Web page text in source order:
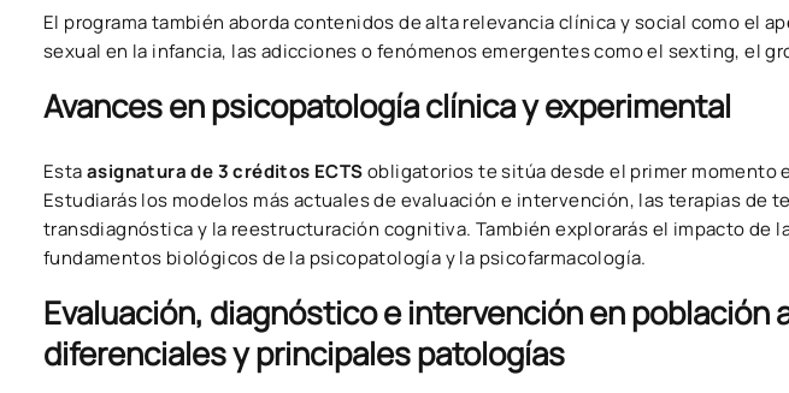
El programa también aborda contenidos de alta relevancia clínica y social como el
sexual en la infancia, las adicciones o fenómenos emergentes como el sexting, el
Avances en psicopatología clínica y experimental
Estaasignatura de 3 créditos ECTSobligatorios te sitúa desde el primer momento
Estudiarás los modelos más actuales de evaluación e intervención, las terapias de
transdiagnóstica y la reestructuración cognitiva. También explorarás el impacto de
fundamentos biológicos de la psicopatología y la psicofarmacología.
Evaluación, diagnóstico e intervención en población
diferenciales y principales patologías